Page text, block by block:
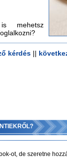
mehetsz
kérdés||
ot, de szeretne